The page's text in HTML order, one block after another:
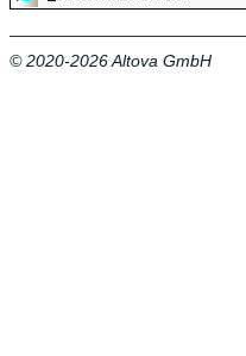
© 2020-2026 Altova GmbH